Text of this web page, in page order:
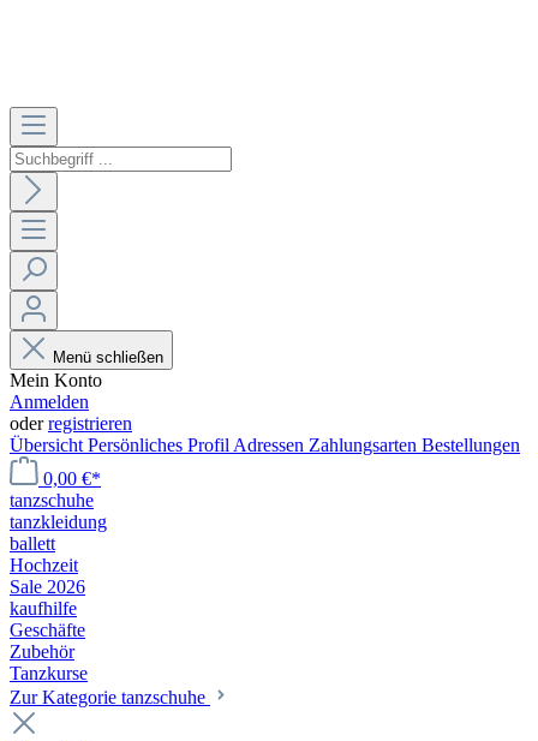
Menü schließen
Mein Konto
Anmelden
oderregistrieren
Übersicht Persönliches Profil Adressen Zahlungsarten Bestellungen
0,00 €*
tanzschuhe
tanzkleidung
ballett
Hochzeit
Sale 2026
kaufhilfe
Geschäfte
Zubehör
Tanzkurse
Zur Kategorie tanzschuhe